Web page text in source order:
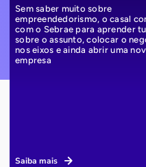
Sem saber muito sobre
empreendedorismo, o casal
com o Sebrae para aprender
sobre o assunto, colocar o
nos eixos e ainda abrir uma
empresa
Saiba mais